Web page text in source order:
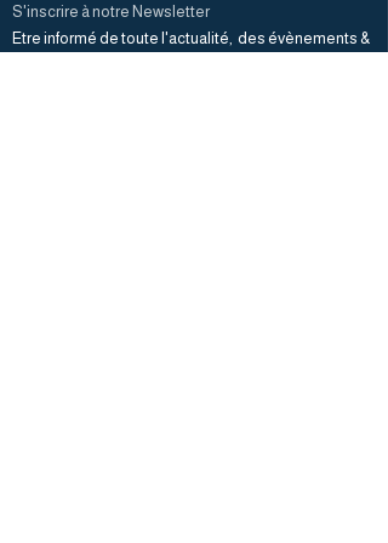
S'inscrire à notre Newsletter
Etre informé de toute l'actualité, des évènements &